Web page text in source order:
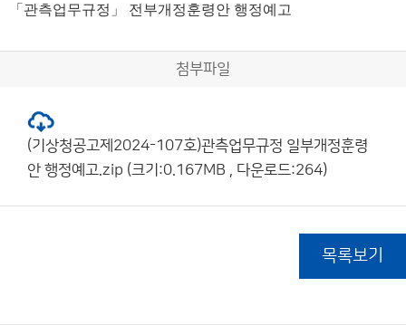
「관측업무규정」 전부개정훈령안 행정예고
첨부파일
(기상청공고제2024-107호)관측업무규정 일부개정훈령
안 행정예고.zip (크기:0.167MB , 다운로드:264)
목록보기